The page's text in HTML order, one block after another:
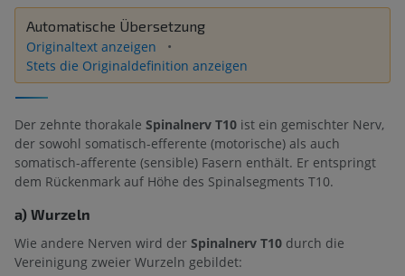
Automatische Übersetzung
Originaltext anzeigen
Stets die Originaldefinition anzeigen
Der zehnte thorakale Spinalnerv T10 ist ein gemischter Nerv,
der sowohl somatisch-efferente (motorische) als auch
somatisch-afferente (sensible) Fasern enthält. Er entspringt
dem Rückenmark auf Höhe des Spinalsegments T10.
a) Wurzeln
Wie andere Nerven wird der Spinalnerv T10 durch die
Vereinigung zweier Wurzeln gebildet: